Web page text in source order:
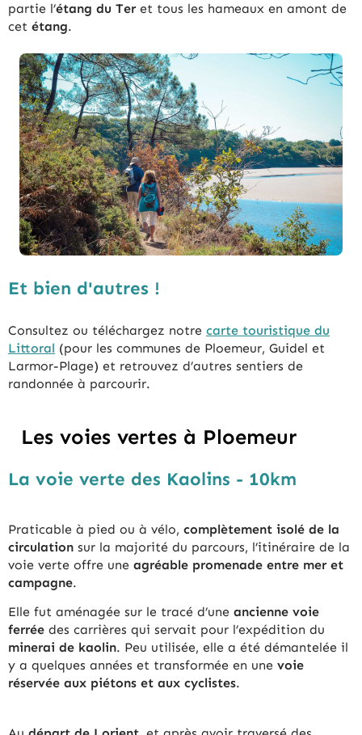
partie l’étang du Teret tous les hameaux en amont de
cet étang.
Et bien d'autres !
Consultez ou téléchargez notre carte touristique du
Littoral (pour les communes de Ploemeur, Guidel et
Larmor-Plage) et retrouvez d’autres sentiers de
randonnée à parcourir.
Les voies vertes à Ploemeur
La voie verte des Kaolins - 10km
Praticable à pied ou à vélo, complètement isolé de la
circulation sur la majorité du parcours, l’itinéraire de la
voie verte offre une agréable promenade entre mer et
campagne.
Elle fut aménagée sur le tracé d’une ancienne voie
ferrée des carrières qui servait pour l’expédition du
minerai de kaolin. Peu utilisée, elle a été démantelée il
y a quelques années et transformée en une voie
réservée aux piétons et aux cyclistes.